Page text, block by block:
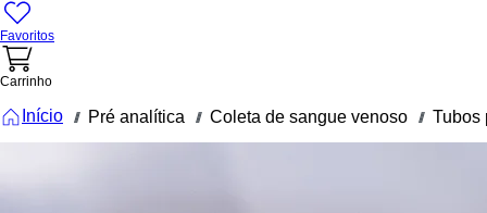
Favoritos
Carrinho
Início /// Pré analítica /// Coleta de sangue venoso ///